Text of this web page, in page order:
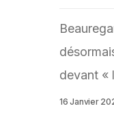
devant «
16 Janvier